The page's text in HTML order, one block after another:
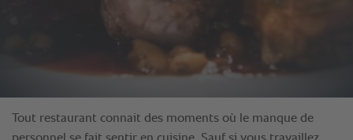
Tout restaurant connait des moments où le manque de